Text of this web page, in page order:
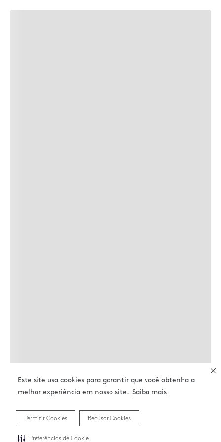
Este site usa cookies para garantir que você obtenha a
melhor experiência em nosso site. Saiba mais
Permitir Cookies Recusar Cookies
Preferências de Cookie